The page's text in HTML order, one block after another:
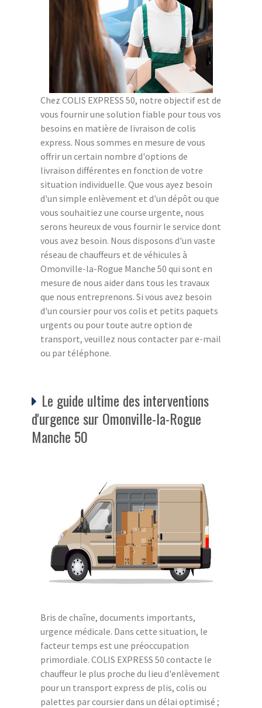
Chez COLIS EXPRESS 50, notre objectif est de
vous fournir une solution fiable pour tous vos
besoins en matière de livraison de colis
express. Nous sommes en mesure de vous
offrir un certain nombre d'options de
livraison différentes en fonction de votre
situation individuelle. Que vous ayez besoin
d'un simple enlèvement et d'un dépôt ou que
vous souhaitiez une course urgente, nous
serons heureux de vous fournir le service dont
vous avez besoin. Nous disposons d'un vaste
réseau de chauffeurs et de véhicules à
Omonville-la-Rogue Manche 50 qui sont en
mesure de nous aider dans tous les travaux
que nous entreprenons. Si vous avez besoin
d'un coursier pour vos colis et petits paquets
urgents ou pour toute autre option de
transport, veuillez nous contacter par e-mail
ou par téléphone.
Le guide ultime des interventions
d'urgence sur Omonville-la-Rogue
Manche 50
Bris de chaîne, documents importants,
urgence médicale. Dans cette situation, le
facteur temps est une préoccupation
primordiale. COLIS EXPRESS 50 contacte le
chauffeur le plus proche du lieu d'enlèvement
pour un transport express de plis, colis ou
palettes par coursier dans un délai optimisé ;